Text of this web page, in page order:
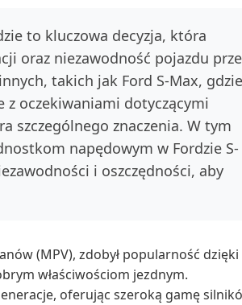
to kluczowa decyzja, która
oraz niezawodność pojazdu
takich jak Ford S-Max, gdzie
oczekiwaniami dotyczącymi
szczególnego znaczenia. W tym
napędowym w Fordzie S-
i oszczędności, aby
(MPV), zdobył popularność dzięki
właściwościom jezdnym.
oferując szeroką gamę